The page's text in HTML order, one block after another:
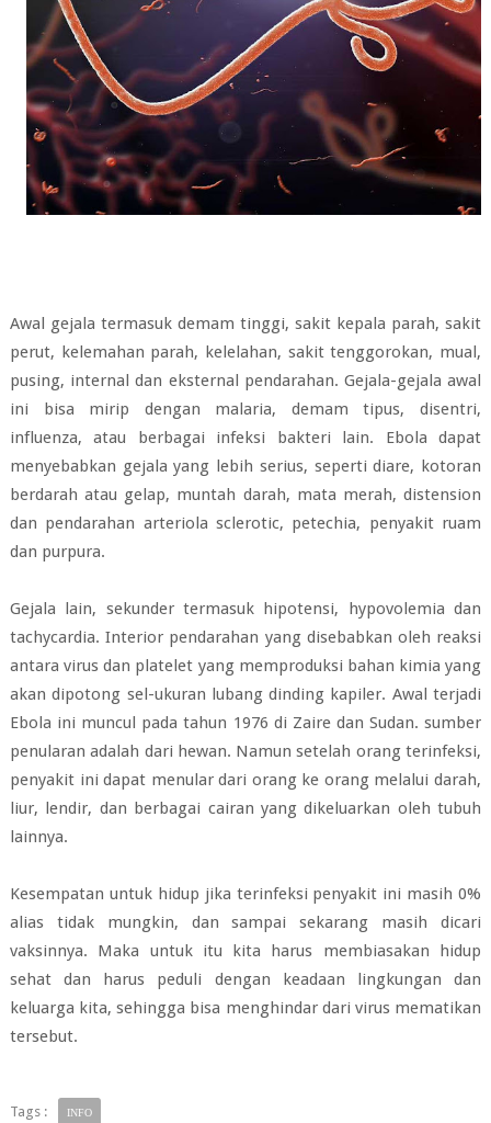
Awal gejala termasuk demam tinggi, sakit kepala parah, sakit
perut, kelemahan parah, kelelahan, sakit tenggorokan, mual,
pusing, internal dan eksternal pendarahan. Gejala-gejala awal
ini bisa mirip dengan malaria, demam tipus, disentri,
influenza, atau berbagai infeksi bakteri lain. Ebola dapat
menyebabkan gejala yang lebih serius, seperti diare, kotoran
berdarah atau gelap, muntah darah, mata merah, distension
dan pendarahan arteriola sclerotic, petechia, penyakit ruam
dan purpura.
Gejala lain, sekunder termasuk hipotensi, hypovolemia dan
tachycardia. Interior pendarahan yang disebabkan oleh reaksi
antara virus dan platelet yang memproduksi bahan kimia yang
akan dipotong sel-ukuran lubang dinding kapiler. Awal terjadi
Ebola ini muncul pada tahun 1976 di Zaire dan Sudan. sumber
penularan adalah dari hewan. Namun setelah orang terinfeksi,
penyakit ini dapat menular dari orang ke orang melalui darah,
liur, lendir, dan berbagai cairan yang dikeluarkan oleh tubuh
lainnya.
Kesempatan untuk hidup jika terinfeksi penyakit ini masih 0%
alias tidak mungkin, dan sampai sekarang masih dicari
vaksinnya. Maka untuk itu kita harus membiasakan hidup
sehat dan harus peduli dengan keadaan lingkungan dan
keluarga kita, sehingga bisa menghindar dari virus mematikan
tersebut.
Tags : INFO